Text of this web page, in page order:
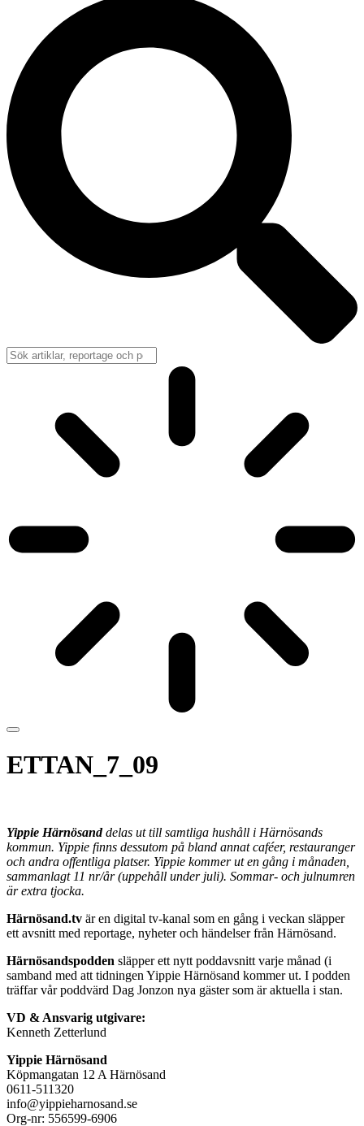
ETTAN_7_09
Yippie Härnösanddelas ut till samtliga hushåll i Härnösands
kommun. Yippie finns dessutom på bland annat caféer, restauranger
och andra offentliga platser. Yippie kommer ut en gång i månaden,
sammanlagt 11 nr/år (uppehåll under juli). Sommar- och julnumren
är extra tjocka.
Härnösand.tv är en digital tv-kanal som en gång i veckan släpper
ett avsnitt med reportage, nyheter och händelser från Härnösand.
Härnösandspodden släpper ett nytt poddavsnitt varje månad (i
samband med att tidningen Yippie Härnösand kommer ut. I podden
träffar vår poddvärd Dag Jonzon nya gäster som är aktuella i stan.
VD & Ansvarig utgivare:
Kenneth Zetterlund
Yippie Härnösand
Köpmangatan 12 A Härnösand
0611-511320
info@yippieharnosand.se
Org-nr: 556599-6906